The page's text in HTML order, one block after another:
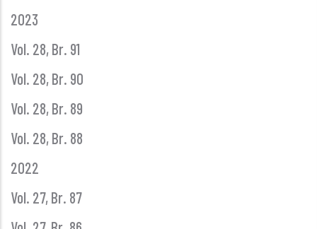
2023
Vol. 28, Br. 91
Vol. 28, Br. 90
Vol. 28, Br. 89
Vol. 28, Br. 88
2022
Vol. 27, Br. 87